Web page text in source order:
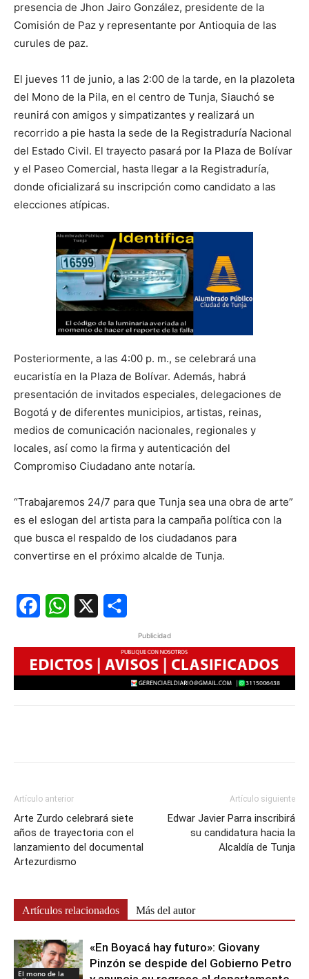
presencia de Jhon Jairo González, presidente de la
Comisión de Paz y representante por Antioquia de las
curules de paz.
El jueves 11 de junio, a las 2:00 de la tarde, en la plazoleta
del Mono de la Pila, en el centro de Tunja, Siauchó se
reunirá con amigos y simpatizantes y realizará un
recorrido a pie hasta la sede de la Registraduría Nacional
del Estado Civil. El trayecto pasará por la Plaza de Bolívar
y el Paseo Comercial, hasta llegar a la Registraduría,
donde oficializará su inscripción como candidato a las
elecciones atípicas.
Posteriormente, a las 4:00 p. m., se celebrará una
eucaristía en la Plaza de Bolívar. Además, habrá
presentación de invitados especiales, delegaciones de
Bogotá y de diferentes municipios, artistas, reinas,
medios de comunicación nacionales, regionales y
locales, así como la firma y autenticación del
Compromiso Ciudadano ante notaría.
“Trabajaremos 24/7 para que Tunja sea una obra de arte”
es el eslogan del artista para la campaña política con la
que busca el respaldo de los ciudadanos para
convertirse en el próximo alcalde de Tunja.
Publicidad
Artículo anterior
Arte Zurdo celebrará siete
años de trayectoria con el
lanzamiento del documental
Artezurdismo
Artículo siguiente
Edwar Javier Parra inscribirá
su candidatura hacia la
Alcaldía de Tunja
Artículos relacionados Más del autor
El mono de la
«En Boyacá hay futuro»: Giovany
Pinzón se despide del Gobierno Petro